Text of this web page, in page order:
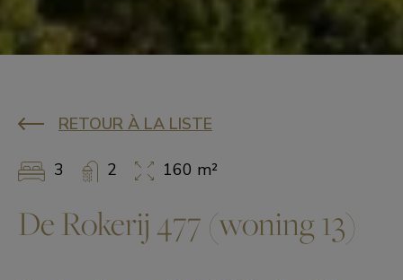
RETOUR À LA LISTE
3 2 160 m²
De Rokerij 477 (woning 13)